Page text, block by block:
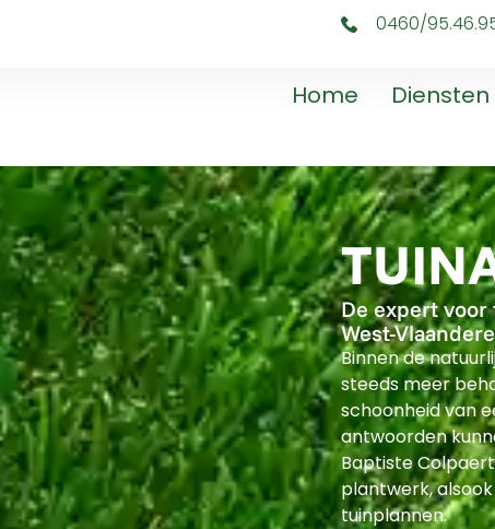
0460/
Home Diensten
De expert
West-
Binnen de
steeds meer
schoonheid van
antwoorden
Baptiste
plantwerk,
tuinplannen.